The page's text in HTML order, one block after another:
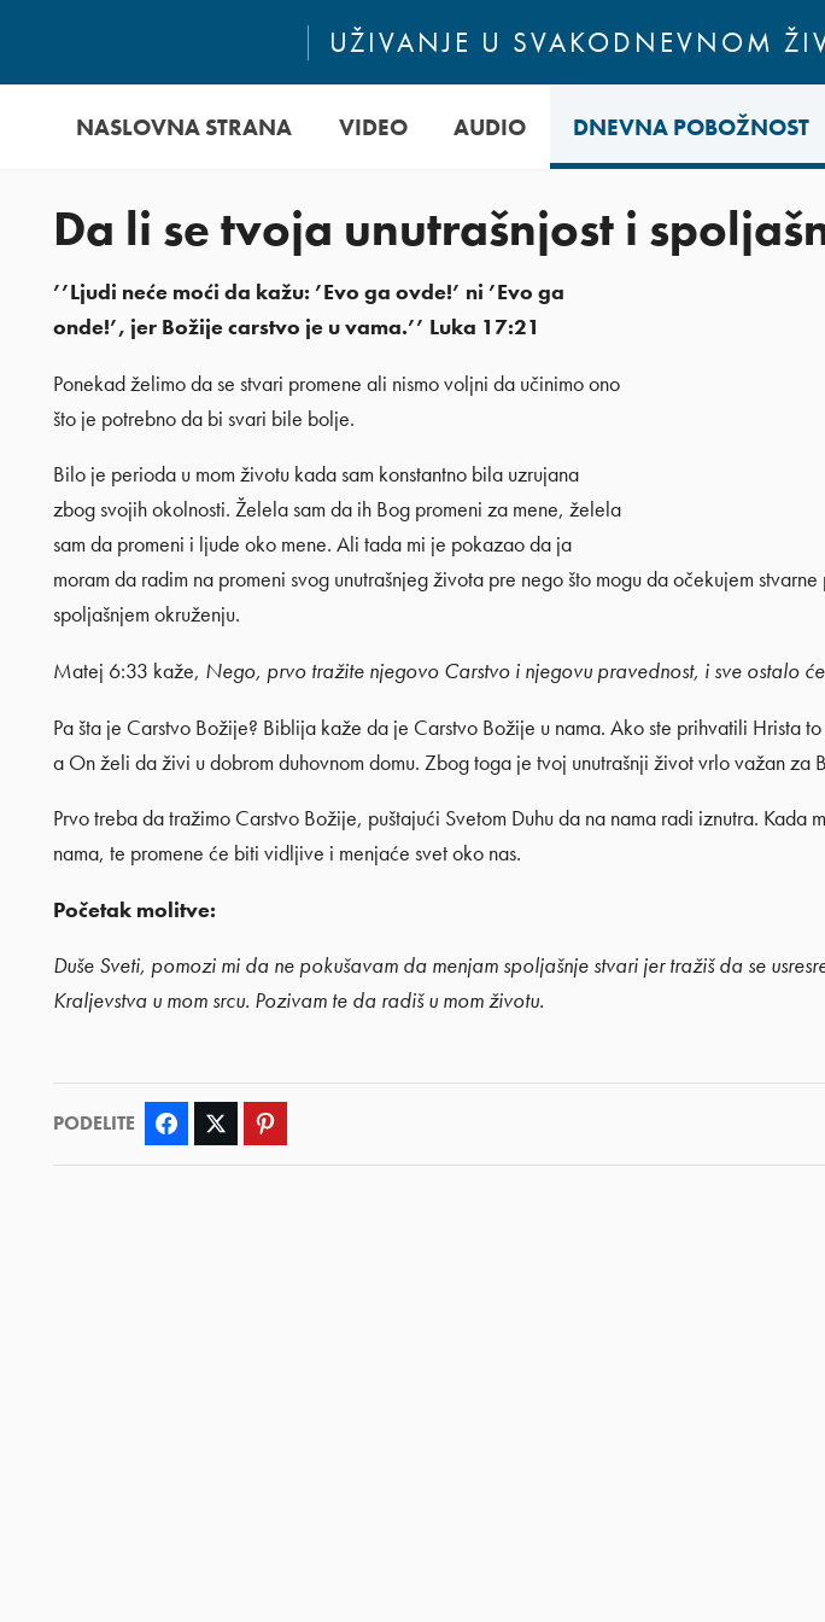
UŽIVANJE U SVAKODNEVNOM
NASLOVNA STRANA VIDEO AUDIO DNEVNA POBOŽNOST
Da li se tvoja unutrašnjost i
’’Ljudi neće moći da kažu: ’Evo ga ovde!’ ni ’Evo ga
onde!’, jer Božije carstvo je u vama.’’ Luka 17:21
Ponekad želimo da se stvari promene ali nismo voljni da učinimo ono
što je potrebno da bi svari bile bolje.
Bilo je perioda u mom životu kada sam konstantno bila uzrujana
zbog svojih okolnosti. Želela sam da ih Bog promeni za mene, želela
sam da promeni i ljude oko mene. Ali tada mi je pokazao da ja
moram da radim na promeni svog unutrašnjeg života pre nego što mogu da očekujem stvarne
spoljašnjem okruženju.
Matej 6:33 kaže, Nego, prvo tražite njegovo Carstvo i njegovu pravednost, i sve ostalo
Pa šta je Carstvo Božije? Biblija kaže da je Carstvo Božije u nama. Ako ste prihvatili Hrista
a On želi da živi u dobrom duhovnom domu. Zbog toga je tvoj unutrašnji život vrlo važan za
Prvo treba da tražimo Carstvo Božije, puštajući Svetom Duhu da na nama radi iznutra. Kada
nama, te promene će biti vidljive i menjaće svet oko nas.
Početak molitve:
Duše Sveti, pomozi mi da ne pokušavam da menjam spoljašnje stvari jer tražiš da se
Kraljevstva u mom srcu. Pozivam te da radiš u mom životu.
PODELITE Facebook Twitter